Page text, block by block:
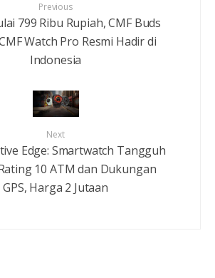
Previous
799 Ribu Rupiah, CMF Buds
Watch Pro Resmi Hadir di
Indonesia
Next
Edge: Smartwatch Tangguh
10 ATM dan Dukungan
GPS, Harga 2 Jutaan